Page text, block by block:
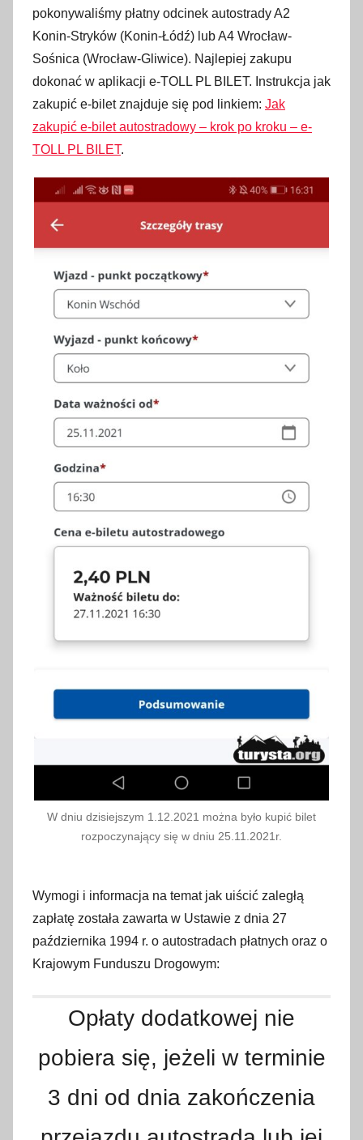
pokonywaliśmy płatny odcinek autostrady A2
Konin-Stryków (Konin-Łódź) lub A4 Wrocław-
Sośnica (Wrocław-Gliwice). Najlepiej zakupu
dokonać w aplikacji e-TOLL PL BILET. Instrukcja jak
zakupić e-bilet znajduje się pod linkiem: Jak
zakupić e-bilet autostradowy – krok po kroku – e-
TOLL PL BILET.
W dniu dzisiejszym 1.12.2021 można było kupić bilet
rozpoczynający się w dniu 25.11.2021r.
Wymogi i informacja na temat jak uiścić zaległą
zapłatę została zawarta w Ustawie z dnia 27
października 1994 r. o autostradach płatnych oraz o
Krajowym Funduszu Drogowym:
Opłaty dodatkowej nie
pobiera się, jeżeli w terminie
3 dni od dnia zakończenia